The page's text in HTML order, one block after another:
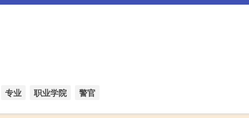
专业 职业学院 警官